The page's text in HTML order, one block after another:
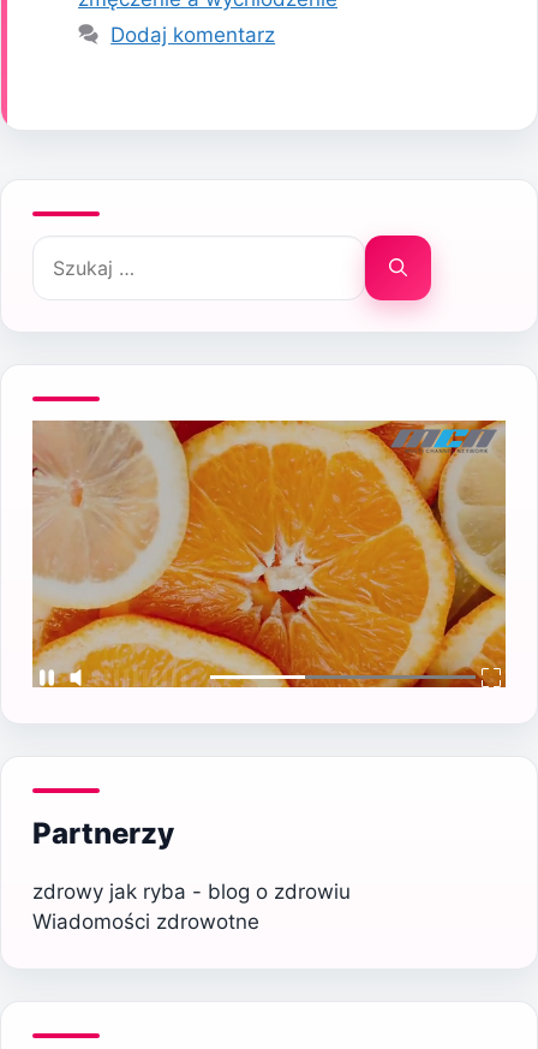
Dodaj komentarz
Szukaj:
Partnerzy
zdrowy jak ryba - blog o zdrowiu
Wiadomości zdrowotne